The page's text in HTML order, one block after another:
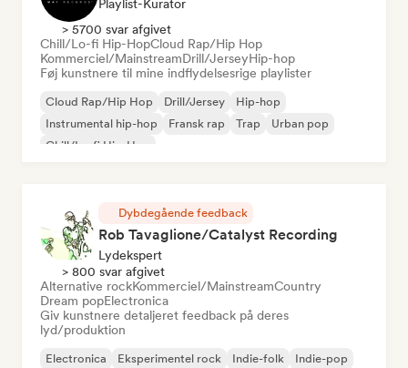
Playlist-Kurator
> 5700 svar afgivet
Chill/Lo-fi Hip-HopCloud Rap/Hip Hop
Kommerciel/MainstreamDrill/JerseyHip-hop
Føj kunstnere til mine indflydelsesrige playlister
Cloud Rap/Hip Hop Drill/Jersey
Hip-hop
Instrumental hip-hop
Fransk rap Trap
Urban pop
Chill/Lo-fi Hip-Hop
Dybdegående feedback
Rob Tavaglione/Catalyst Recording
Lydekspert
> 800 svar afgivet
Alternative rockKommerciel/MainstreamCountry
Dream popElectronica
Giv kunstnere detaljeret feedback på deres
lyd/produktion
Electronica Eksperimentel rock Indie-folk
Indie-pop